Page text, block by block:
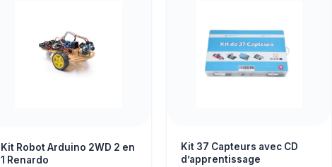
Kit Robot Arduino 2WD 2 en
1 Renardo
Kit 37 Capteurs avec CD
d’apprentissage